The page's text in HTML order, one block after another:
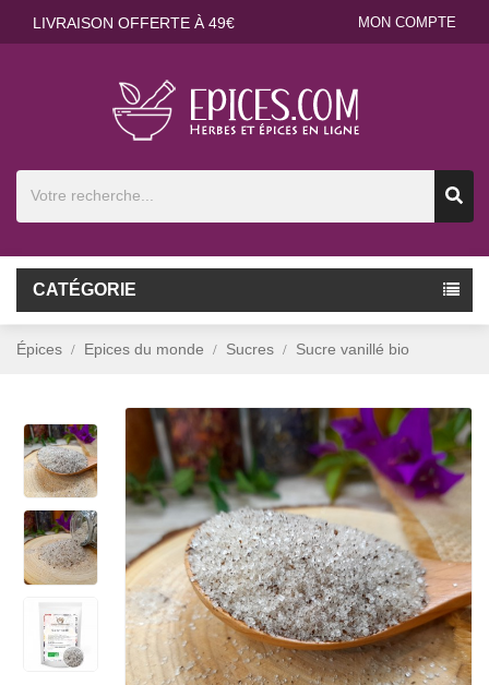
LIVRAISON OFFERTE À 49€ MON COMPTE
CATÉGORIE
Épices Epices du monde Sucres Sucre vanillé bio